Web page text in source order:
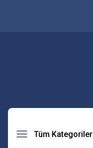
Tüm Kategoriler